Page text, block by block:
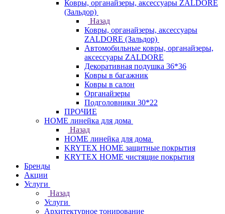
Ковры, органайзеры, аксессуары ZALDORE
(Зальдор)
Назад
Ковры, органайзеры, аксессуары
ZALDORE (Зальдор)
Автомобильные ковры, органайзеры,
аксессуары ZALDORE
Декоративная подушка 36*36
Ковры в багажник
Ковры в салон
Органайзеры
Подголовники 30*22
ПРОЧИЕ
HOME линейка для дома
Назад
HOME линейка для дома
KRYTEX HOME защитные покрытия
KRYTEX HOME чистящие покрытия
Бренды
Акции
Услуги
Назад
Услуги
Архитектурное тонирование